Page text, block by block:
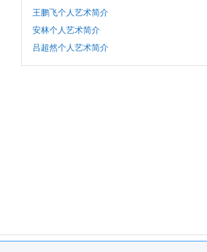
王鹏飞个人艺术简介
安林个人艺术简介
吕超然个人艺术简介